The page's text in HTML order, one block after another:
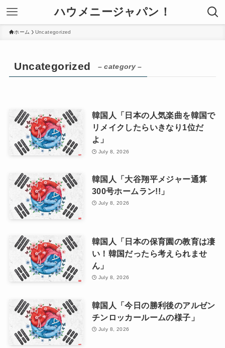
ハウメニージャパン！
ホーム Uncategorized
Uncategorized – category –
韓国人「日本の人気楽曲を韓国で
リメイクしたらいきなり1位だ
よ」
July 8, 2026
韓国人「大谷翔平メジャー通算
300号ホームラン!!」
July 8, 2026
韓国人「日本の保育園の教育は凄
い！韓国だったら考えられませ
ん」
July 8, 2026
韓国人「今日の勝利後のアルゼン
チンロッカールームの様子」
July 8, 2026